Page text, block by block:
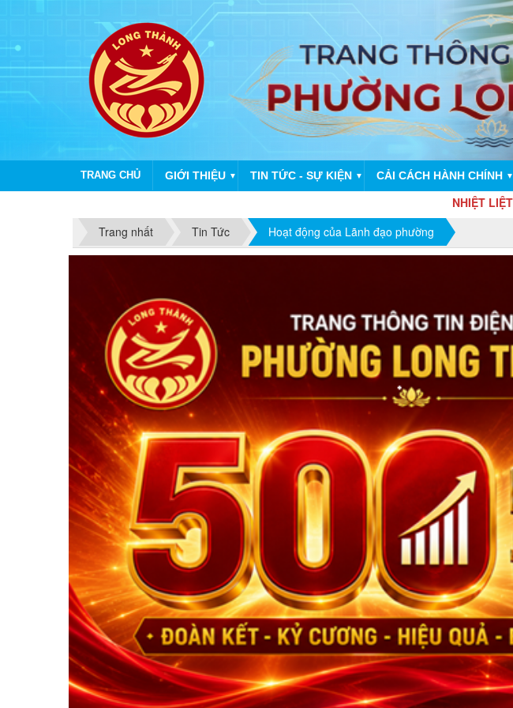
TRANG CHỦ GIỚI THIỆU ▼ TIN TỨC - SỰ KIỆN ▼ CẢI CÁCH HÀNH CHÍNH ▼
NHIỆT LIỆT CHÀO
Trang nhất
Tin Tức Hoạt động của Lãnh đạo phường